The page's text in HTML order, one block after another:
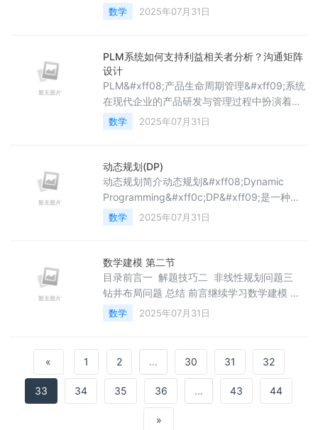
存消耗的双重挑战。低秩适应
&#xff08;LoRA&#xff09;技术通过引入低秩矩
应用中仍存在训练稳定性和参数效率方面的局
限性。SingLoRA作为一种创新的低秩适应方法
&#xff0c;通过摒弃传统的双矩阵架构&#xff0c;
采用单矩阵对称更新策略&#xff0c
数学 2025年07月31日
PLM系统如何支持利益相关者分析？沟通矩阵
设计
PLM&#xff08;产品生命周期管理&#xff09;系统
在现代企业的产品研发与管理过程中扮演着至
关重要的角色。它不仅仅是一个管理产品数据
的工具&#xff0c;更能在利益相关者分析以及沟
用PLM系统&#xff0c;企业能够更好地识别、理
解和管理与产品相关的各类利益相关者
&#xff0c;构建高效的沟通机制&#xff0c;从而提
升产品开发的效率与质量&#xff
数学 2025年07月31日
动态规划(DP)
动态规划简介动态规划&#xff08;Dynamic
Programming&#xff0c;DP&#xff09;是一种解
决复杂问题的算法思想&#xff0c;通过将问题分
解为子问题并存储子问题的解&#xff08;避免重
动态规划通常用于优化问题&#xff0c;如最短路
径、最长公共子序列等。适用条件 最优子结构
&#xff1a;问题的最优解包含其子问
数学 2025年07月31日
数学建模 第二节
目录前言一 解题技巧二 非线性规划问题三
钻井布局问题 总结 前言继续学习数学建模 一
解题技巧 题目分析 1 每次写题目时候
&#xff0c;都要把题目进行可视化------很有必
用文字进行说明 3 优化后的模型是要满足一般
性最好&#xff0c;就是样例放置普遍正确 4 线性
规划一般都是利用LINGO软件&#xff0c;非线性
规划
数学 2025年07月31日
« 1 2 ... 30 31 32
33 34 35 36 ... 43 44
»